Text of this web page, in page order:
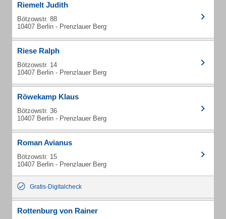
Riemelt Judith
Bötzowstr. 88
10407 Berlin - Prenzlauer Berg
Riese Ralph
Bötzowstr. 14
10407 Berlin - Prenzlauer Berg
Röwekamp Klaus
Bötzowstr. 36
10407 Berlin - Prenzlauer Berg
Roman Avianus
Bötzowstr. 15
10407 Berlin - Prenzlauer Berg
Gratis-Digitalcheck
Rottenburg von Rainer